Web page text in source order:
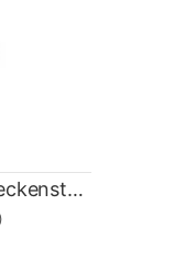
Pearl Export gerader Beckenständer